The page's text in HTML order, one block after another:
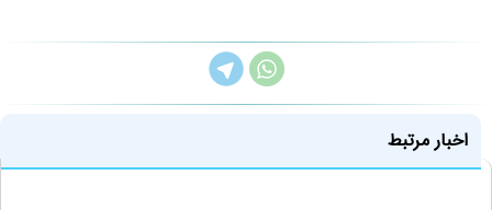
اخبار مرتبط